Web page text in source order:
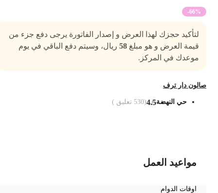
-66%
لتأكيد حجزك لهذا العرض و إصدار الفاتورة يرجى دفع جزء من
قيمة العرض و هو مبلغ58ريال، وسيتم دفع الباقي في يوم
موعدك في المركز.
دار ترف
حي النهضة4.5
(
530تعليق )
مواعيد العمل
اوقات الدوام